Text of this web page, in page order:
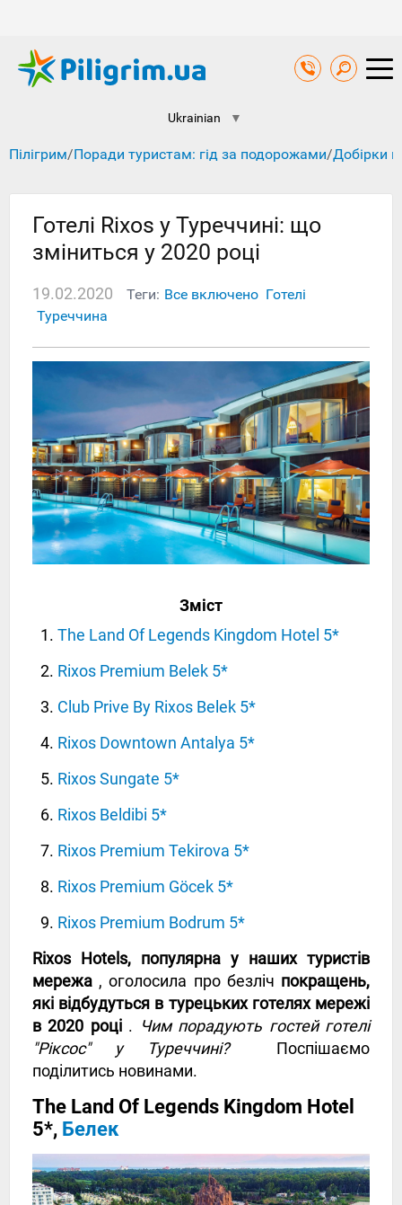
Ukrainian ▼
Пілігрим/Поради туристам: гід за подорожами/Добірки
Готелі Rixos у Туреччині: що
зміниться у 2020 році
19.02.2020 Теги: Все включено Готелі
Туреччина
Зміст
The Land Of Legends Kingdom Hotel 5*
Rixos Premium Belek 5*
Club Prive By Rixos Belek 5*
Rixos Downtown Antalya 5*
Rixos Sungate 5*
Rixos Beldibi 5*
Rixos Premium Tekirova 5*
Rixos Premium Göcek 5*
Rixos Premium Bodrum 5*
Rixos Hotels, популярна у наших туристів
мережа , оголосила про безліч покращень,
які відбудуться в турецьких готелях мережі
в 2020 році. Чим порадують гостей готелі
"Ріксос" у Туреччині?Поспішаємо
поділитись новинами.
The Land Of Legends Kingdom Hotel
5*, Белек